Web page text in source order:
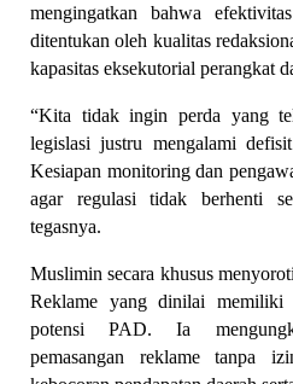
mengingatkan bahwa
ditentukan oleh kualitas
kapasitas eksekutorial perangkat
“Kita tidak ingin perda yang
legislasi justru mengalami
Kesiapan monitoring dan
agar regulasi tidak berhenti
tegasnya.
Muslimin secara khusus
Reklame yang dinilai memiliki
potensi PAD. Ia
pemasangan reklame tanpa